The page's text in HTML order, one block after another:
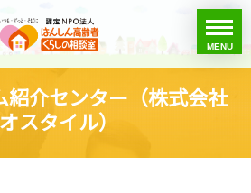
はんしん高齢者くら
toggle
menu
MENU
紹介センター（株式会社
スタイル）